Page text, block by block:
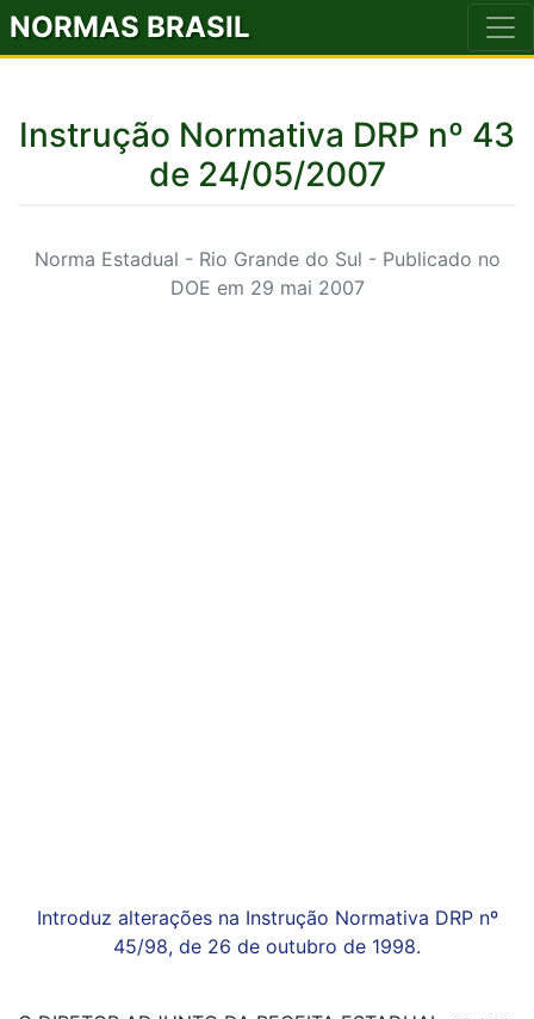
NORMAS BRASIL
Instrução Normativa DRP nº 43
de 24/05/2007
Norma Estadual - Rio Grande do Sul - Publicado no
DOE em 29 mai 2007
Introduz alterações na Instrução Normativa DRP nº
45/98, de 26 de outubro de 1998.